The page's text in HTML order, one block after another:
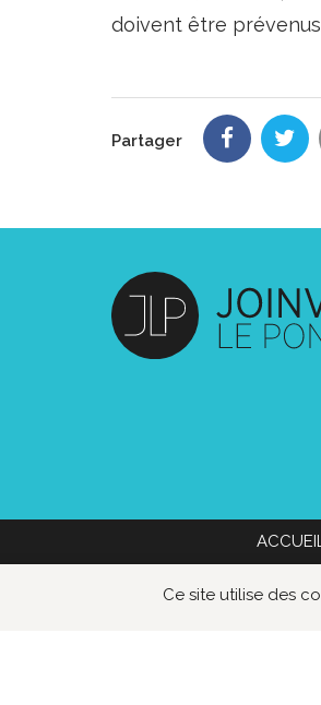
Ce site utilise des
doivent être
Partager
Mairie de Joinville-le-